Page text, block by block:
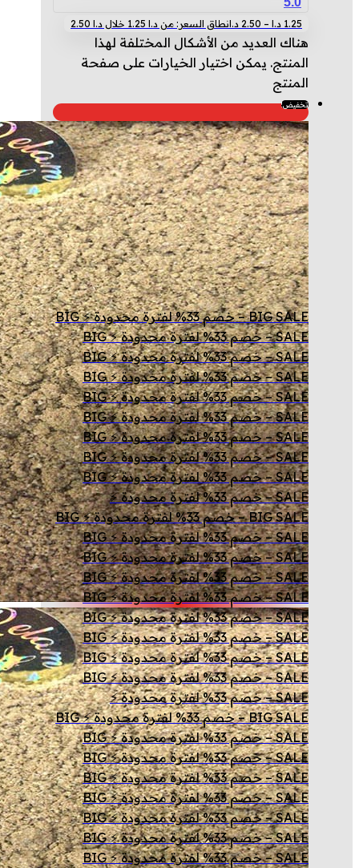
1.25 د.ا –
2.50 د.انطاق السعر: من ⁦1.25 د.ا⁩ خلال ⁦2.50 د.ا⁩
هناك العديد من الأشكال المختلفة لهذا
المنتج. يمكن اختيار الخيارات على صفحة
المنتج
تخفيض!
BIG SALE – خصم 33% لفترة محدودة ⚡ BIG
SALE – خصم 33% لفترة محدودة ⚡ BIG
SALE – خصم 33% لفترة محدودة ⚡ BIG
SALE – خصم 33% لفترة محدودة ⚡ BIG
SALE – خصم 33% لفترة محدودة ⚡ BIG
SALE – خصم 33% لفترة محدودة ⚡ BIG
SALE – خصم 33% لفترة محدودة ⚡ BIG
SALE – خصم 33% لفترة محدودة ⚡ BIG
SALE – خصم 33% لفترة محدودة ⚡ BIG
SALE – خصم 33% لفترة محدودة ⚡
BIG SALE – خصم 33% لفترة محدودة ⚡ BIG
SALE – خصم 33% لفترة محدودة ⚡ BIG
SALE – خصم 33% لفترة محدودة ⚡ BIG
SALE – خصم 33% لفترة محدودة ⚡ BIG
SALE – خصم 33% لفترة محدودة ⚡ BIG
SALE – خصم 33% لفترة محدودة ⚡ BIG
SALE – خصم 33% لفترة محدودة ⚡ BIG
SALE – خصم 33% لفترة محدودة ⚡ BIG
SALE – خصم 33% لفترة محدودة ⚡ BIG
SALE – خصم 33% لفترة محدودة ⚡
BIG SALE – خصم 33% لفترة محدودة ⚡ BIG
SALE – خصم 33% لفترة محدودة ⚡ BIG
SALE – خصم 33% لفترة محدودة ⚡ BIG
SALE – خصم 33% لفترة محدودة ⚡ BIG
SALE – خصم 33% لفترة محدودة ⚡ BIG
SALE – خصم 33% لفترة محدودة ⚡ BIG
SALE – خصم 33% لفترة محدودة ⚡ BIG
SALE – خصم 33% لفترة محدودة ⚡ BIG